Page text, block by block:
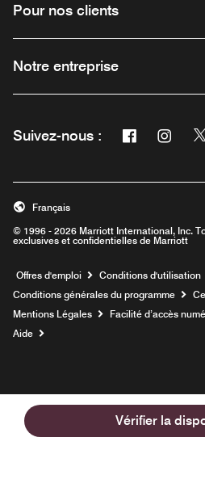
Vérifier la
Pour nos clients
Notre entreprise
Suivez-nous : Facebook
Ouvre une
Ouvre
© 1996 - 2026 Marriott International, Inc.
exclusives et confidentielles de Marriott
Français
Offres d'emploi Ouvre une
Conditions d'utilisation
Conditions générales du programme
Mentions Légales
Facilité d’accès
Aide